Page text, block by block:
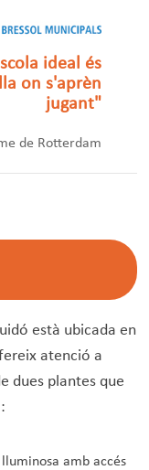
ideal és
on s'aprèn
jugant"
de Rotterdam
està ubicada en
atenció a
dues plantes que
amb accés